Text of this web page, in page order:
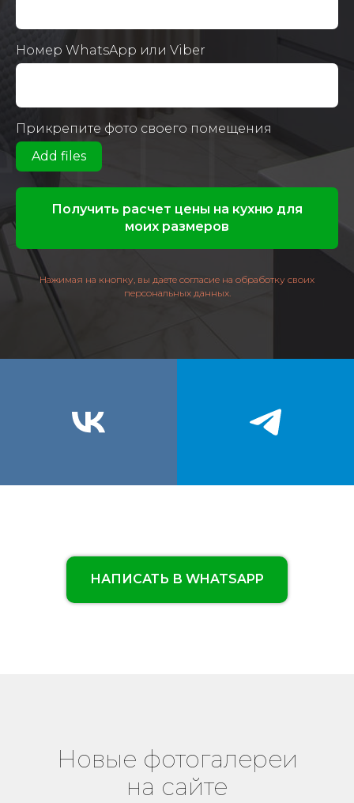
Номер WhatsApp или Viber
Прикрепите фото своего помещения
Add files
Получить расчет цены на кухню для
моих размеров
Нажимая на кнопку, вы даете согласие на обработку своих
персональных данных.
НАПИСАТЬ В WHATSAPP
Новые фотогалереи
на сайте